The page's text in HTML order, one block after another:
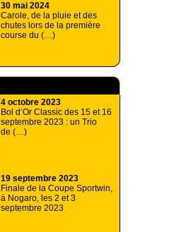
30 mai 2024
Carole, de la pluie et des
chutes lors de la première
course du (…)
4 octobre 2023
Bol d’Or Classic des 15 et 16
septembre 2023 : un Trio
de (…)
19 septembre 2023
Finale de la Coupe Sportwin,
à Nogaro, les 2 et 3
septembre 2023